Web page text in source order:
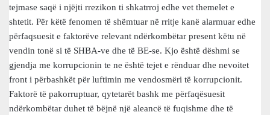
tejmase saqë i njëjti rrezikon ti shkatrroj edhe vet themelet e
shtetit. Për këtë fenomen të shëmtuar në rritje kanë alarmuar edhe
përfaqsuesit e faktorëve relevant ndërkombëtar present këtu në
vendin tonë si të SHBA-ve dhe të BE-se. Kjo është dëshmi se
gjendja me korrupcionin te ne është tejet e rënduar dhe nevoitet
front i përbashkët për luftimin me vendosmëri të korrupcionit.
Faktorë të pakorruptuar, qytetarët bashk me përfaqësuesit
ndërkombëtar duhet të bëjnë një aleancë të fuqishme dhe të